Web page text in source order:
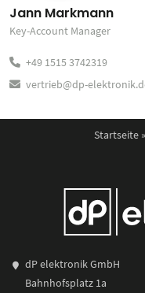
Jann Markmann
Key-Account Manager
+49 1515 3742319
vertrieb@dp-
Startseite »
dP elektronik GmbH
Bahnhofsplatz 1a